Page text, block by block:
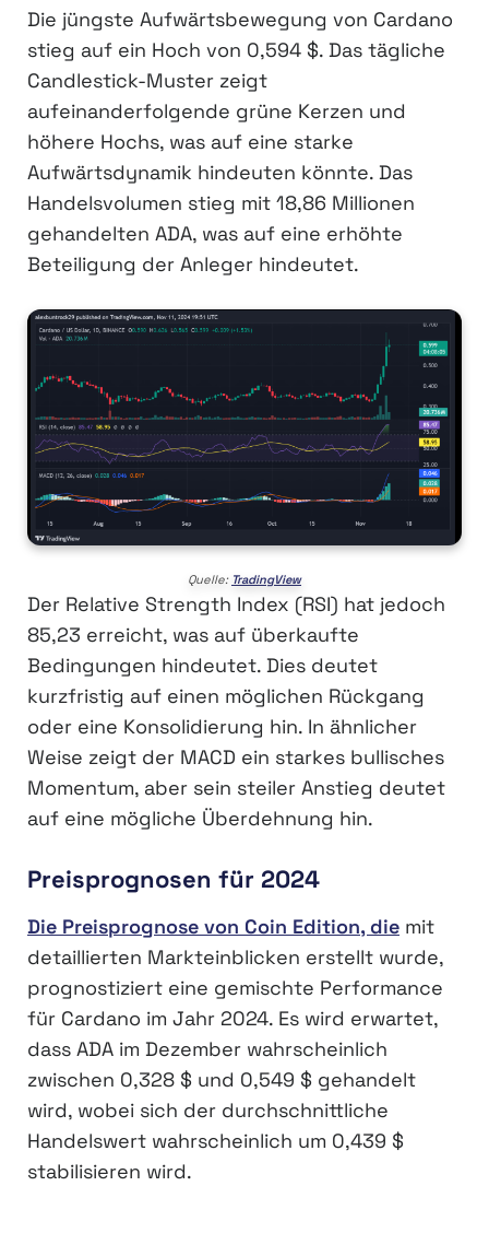
Die jüngste Aufwärtsbewegung von Cardano
stieg auf ein Hoch von 0,594 $. Das tägliche
Candlestick-Muster zeigt
aufeinanderfolgende grüne Kerzen und
höhere Hochs, was auf eine starke
Aufwärtsdynamik hindeuten könnte. Das
Handelsvolumen stieg mit 18,86 Millionen
gehandelten ADA, was auf eine erhöhte
Beteiligung der Anleger hindeutet.
Quelle: TradingView
Der Relative Strength Index (RSI) hat jedoch
85,23 erreicht, was auf überkaufte
Bedingungen hindeutet. Dies deutet
kurzfristig auf einen möglichen Rückgang
oder eine Konsolidierung hin. In ähnlicher
Weise zeigt der MACD ein starkes bullisches
Momentum, aber sein steiler Anstieg deutet
auf eine mögliche Überdehnung hin.
Preisprognosen für 2024
Die Preisprognose von Coin Edition, die mit
detaillierten Markteinblicken erstellt wurde,
prognostiziert eine gemischte Performance
für Cardano im Jahr 2024. Es wird erwartet,
dass ADA im Dezember wahrscheinlich
zwischen 0,328 $ und 0,549 $ gehandelt
wird, wobei sich der durchschnittliche
Handelswert wahrscheinlich um 0,439 $
stabilisieren wird.